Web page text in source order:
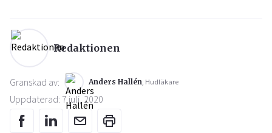
Redaktionen
Granskad av: Anders Hallén, Hudläkare
Uppdaterad: 7 juli, 2020